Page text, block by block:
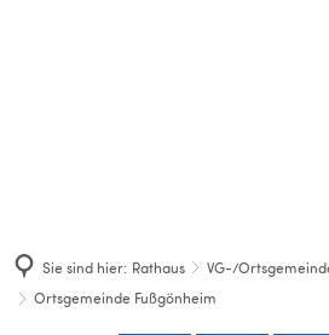
Sie sind hier: Rathaus VG-/
Ortsgemeinde Fußgönheim